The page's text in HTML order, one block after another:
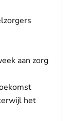
aan zorg
het